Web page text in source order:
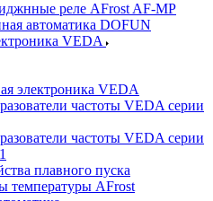
реле AFrost AF-MP
автоматика DOFUN
VEDA
электроника VEDA
частоты VEDA серии
частоты VEDA серии
плавного пуска
температуры AFrost